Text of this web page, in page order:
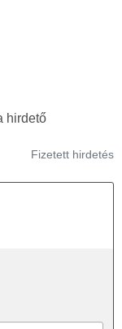
hirdető
Fizetett hirdetés